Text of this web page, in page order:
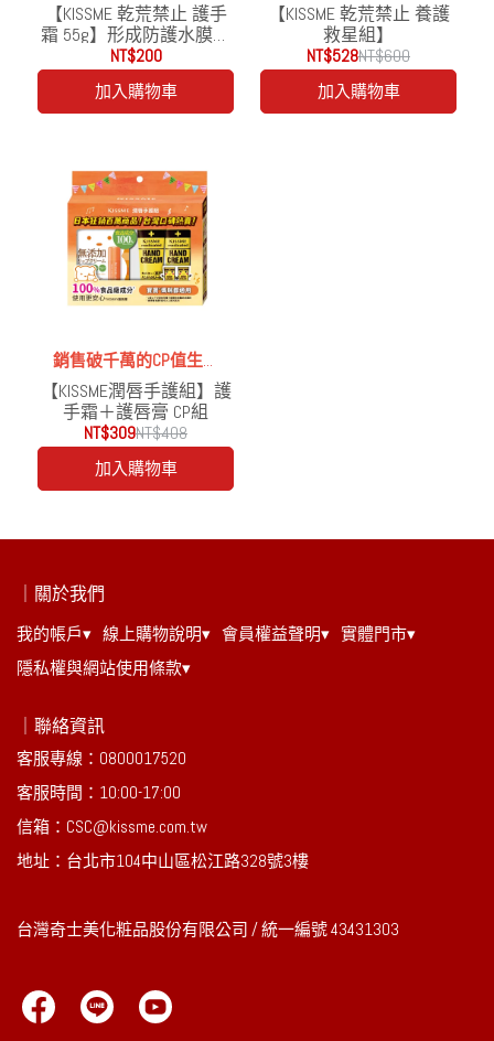
品
【KISSME 乾荒禁止 護手
霜 55g】形成防護水膜賦
予滋潤，親水性保濕甘油
成分預防乾燥粗糙
NT$200
加入購物車
品
【KISSME 乾荒禁止 養護
救星組】
NT$528NT$600
加入購物車
銷售破千萬的CP值生火
品
【KISSME潤唇手護組】護
手霜＋護唇膏 CP組
NT$309NT$408
加入購物車
｜關於我們
我的帳戶▾ 線上購物說明▾ 會員權益聲明▾ 實體門市▾
隱私權與網站使用條款▾
｜聯絡資訊
客服專線：0800017520
客服時間：10:00-17:00
信箱：CSC@kissme.com.tw
地址：台北市104中山區松江路328號3樓
台灣奇士美化粧品股份有限公司 / 統一編號 43431303